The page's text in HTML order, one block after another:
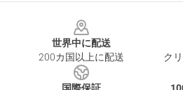
世界中に配送
200カ国以上に配送
ク
国際保証